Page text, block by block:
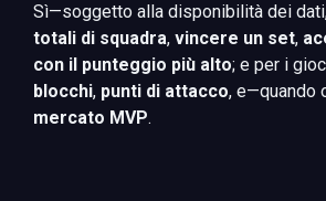
Sì—soggetto alla disponibilità dei
totali di squadra, vincere un set,
con il punteggio più alto; e per i
blocchi, punti di attacco, e—quando
mercato MVP.